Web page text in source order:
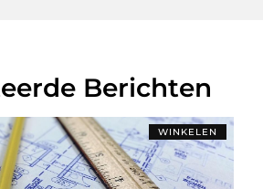
Berichten
WINKELEN